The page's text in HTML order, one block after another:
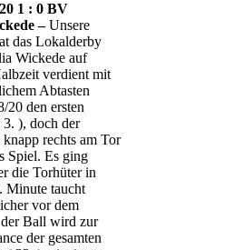
1 : 0 BV
–Unsere
das Lokalderby
Wickede auf
verdient mit
Abtasten
20 den ersten
), doch der
rechts am Tor
Spiel. Es ging
die Torhüter in
Minute taucht
vor dem
der Ball wird zur
der gesamten